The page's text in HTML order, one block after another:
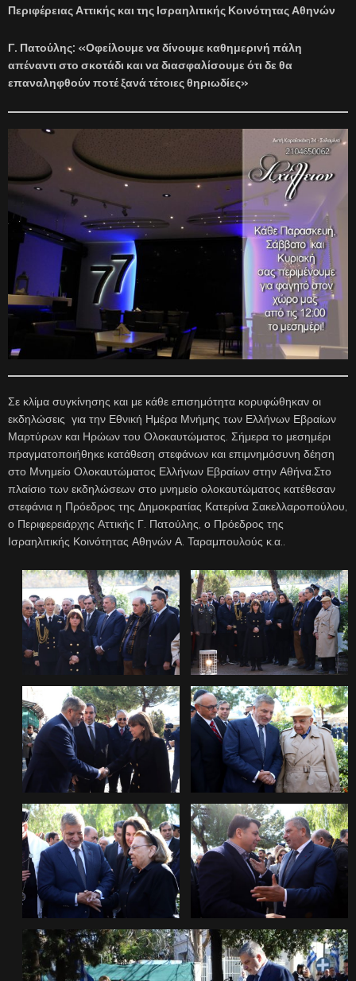
Περιφέρειας Αττικής και της Ισραηλιτικής Κοινότητας Αθηνών
Γ. Πατούλης: «Οφείλουμε να δίνουμε καθημερινή πάλη
απέναντι στο σκοτάδι και να διασφαλίσουμε ότι δε θα
επαναληφθούν ποτέ ξανά τέτοιες θηριωδίες»
Σε κλίμα συγκίνησης και με κάθε επισημότητα κορυφώθηκαν οι
εκδηλώσεις για την Εθνική Ημέρα Μνήμης των Ελλήνων Εβραίων
Μαρτύρων και Ηρώων του Ολοκαυτώματος. Σήμερα το μεσημέρι
πραγματοποιήθηκε κατάθεση στεφάνων και επιμνημόσυνη δέηση
στο Μνημείο Ολοκαυτώματος Ελλήνων Εβραίων στην Αθήνα.Στο
πλαίσιο των εκδηλώσεων στο μνημείο ολοκαυτώματος κατέθεσαν
στεφάνια η Πρόεδρος της Δημοκρατίας Κατερίνα Σακελλαροπούλου,
ο Περιφερειάρχης Αττικής Γ. Πατούλης, ο Πρόεδρος της
Ισραηλιτικής Κοινότητας Αθηνών Α. Ταραμπουλούς κ.α..